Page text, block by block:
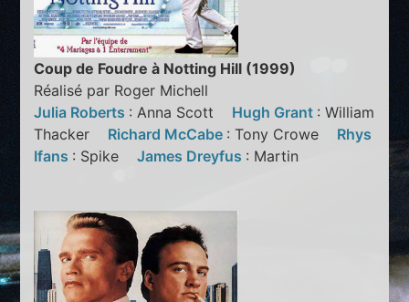
Coup de Foudre à Notting Hill (1999)
Réalisé par Roger Michell
Julia Roberts : Anna Scott Hugh Grant : William
Thacker Richard McCabe : Tony Crowe Rhys
Ifans : SpikeJames Dreyfus : Martin